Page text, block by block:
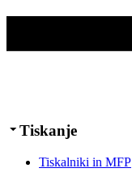
Tiskanje
Tiskalniki in MFP